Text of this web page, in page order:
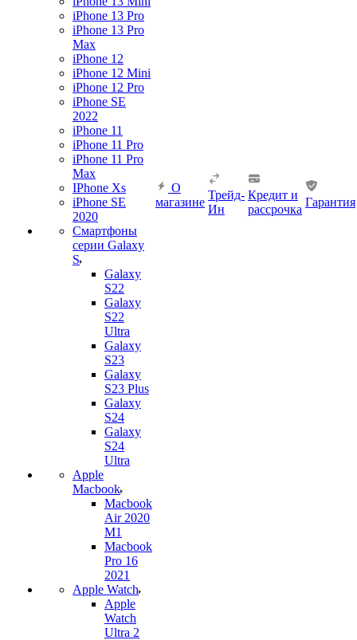
iPhone 13 Pro
iPhone 13 Pro
Max
iPhone 12
iPhone 12 Mini
iPhone 12 Pro
iPhone SE
2022
iPhone 11
iPhone 11 Pro
iPhone 11 Pro
Max
IPhone Xs
iPhone SE
2020
Смартфоны
серии Galaxy
S
Galaxy
S22
Galaxy
S22
Ultra
Galaxy
S23
Galaxy
S23 Plus
Galaxy
S24
Galaxy
S24
Ultra
Apple
Macbook
Macbook
Air 2020
M1
Macbook
Pro 16
2021
Apple Watch
Apple
Watch
Ultra 2
О
магазине
Трейд-
Ин
Кредит и
рассрочка
Гарантия